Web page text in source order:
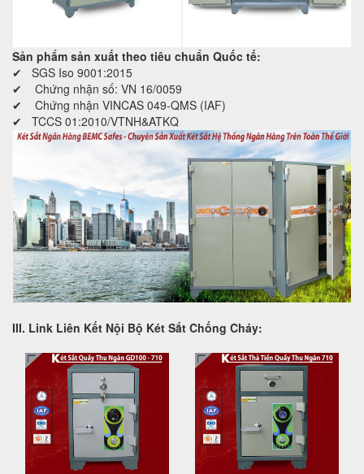
Sản phẩm sản xuất theo tiêu chuẩn Quốc tế:
✔ SGS Iso 9001:2015
✔ Chứng nhận số: VN 16/0059
✔ Chứng nhận VINCAS 049-QMS (IAF)
✔ TCCS 01:2010/VTNH&ATKQ
III. Link Liên Kết Nội Bộ Két Sắt Chống Cháy: